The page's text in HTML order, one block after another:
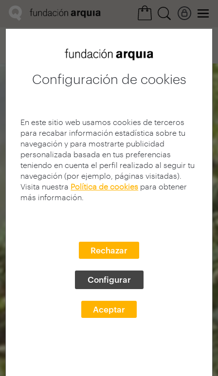
Configuración de cookies
En este sitio web usamos cookies de terceros
para recabar información estadística sobre tu
navegación y para mostrarte publicidad
personalizada basada en tus preferencias
teniendo en cuenta el perfil realizado al seguir tu
navegación (por ejemplo, páginas visitadas).
Visita nuestra Política de cookies para obtener
más información.
Rechazar
Configurar
Aceptar
Ficha realización